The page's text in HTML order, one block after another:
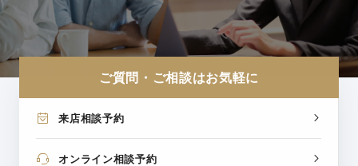
ご質問・ご相談はお気軽に
来店相談予約
オンライン相談予約